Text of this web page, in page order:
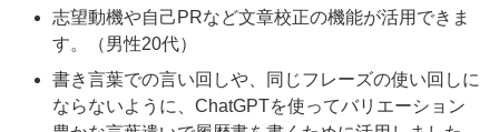
志望動機や自己PRなど文章校正の機能が活用できま
す。（男性20代）
書き言葉での言い回しや、同じフレーズの使い回しに
ならないように、ChatGPTを使ってバリエーション